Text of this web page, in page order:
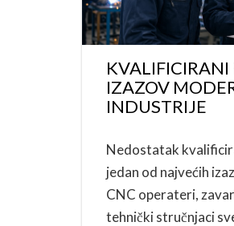
IZAZOV
INDUSTRIJE
Nedostatak
jedan od najvećih
CNC operateri,
tehnički stručnjaci